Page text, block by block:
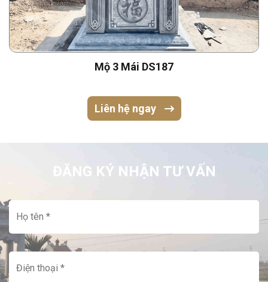
Mộ 3 Mái DS187
Liên hệ ngay
ĐĂNG KÝ NHẬN TƯ VẤN